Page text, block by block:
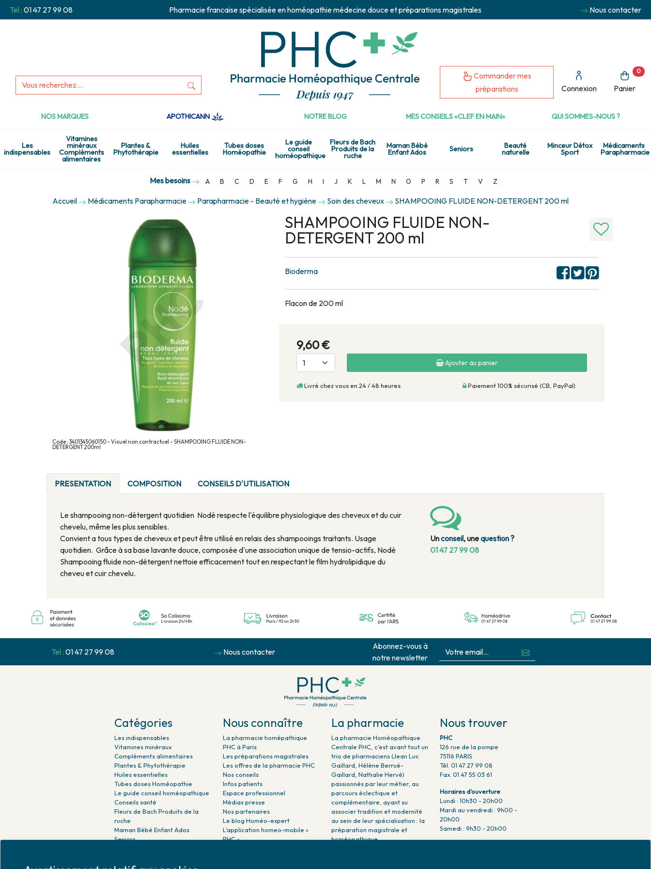
Tel : 01 47 27 99 08 Pharmacie francaise spécialisée en homéopathie médecine douce et préparations magistrales Nous contacter
Commander mes
préparations
Connexion Panier
0
NOS MARQUES APOTHICANN NOTRE BLOG MES CONSEILS «CLEF EN MAIN» QUI SOMMES-NOUS ?
Les
indispensables
Vitamines
minéraux
Compléments
alimentaires
Plantes &
Phytothérapie
Huiles
essentielles
Tubes doses
Homéopathie
Le guide
conseil
homéopathique
Fleurs de Bach
Produits de la
ruche
Maman Bébé
Enfant Ados Seniors Beauté
naturelle
Minceur Détox
Sport
Médicaments
Parapharmacie
Mes besoins A B C D E F G H I J K L M N O P R S T V Z
Accueil Médicaments Parapharmacie Parapharmacie - Beauté et hygiène Soin des cheveux SHAMPOOING FLUIDE NON-DETERGENT 200 ml
Code : 3401345060150 - Visuel non contractuel - SHAMPOOING FLUIDE NON-
DETERGENT 200ml
SHAMPOOING FLUIDE NON-
DETERGENT 200 ml
Bioderma
Flacon de 200 ml
9,60 €
Ajouter au panier
Livré chez vous en 24 / 48 heures Paiement 100% sécurisé (CB, PayPal)
PRESENTATION COMPOSITION CONSEILS D'UTILISATION
Le shampooing non-détergent quotidien Nodé respecte l'équilibre physiologique des cheveux et du cuir
chevelu, même les plus sensibles.
Convient a tous types de cheveux et peut être utilisé en relais des shampooings traitants. Usage
quotidien. Grâce à sa base lavante douce, composée d'une association unique de tensio-actifs, Nodé
Shampooing fluide non-détergent nettoie efficacement tout en respectant le film hydrolipidique du
cheveu et cuir chevelu.
Unconseil, unequestion?
01 47 27 99 08
Tel : 01 47 27 99 08 Nous contacter
Abonnez-vous à
notre newsletter
Catégories
Les indispensables
Vitamines minéraux
Compléments alimentaires
Plantes & Phytothérapie
Huiles essentielles
Tubes doses Homéopathie
Le guide conseil homéopathique
Conseils santé
Fleurs de Bach Produits de la
ruche
Maman Bébé Enfant Ados
Seniors
Médicaments Parapharmacie
Nous connaître
La pharmacie homépathique
PHC à Paris
Les préparations magistrales
Les offres de la pharmacie PHC
Nos conseils
Infos patients
Espace professionnel
Médias presse
Nos partenaires
Le blog Homéo-expert
L’application homeo-mobile «
PHC »
La pharmacie
La pharmacie Homéopathique
Centrale PHC, c’est avant tout un
trio de pharmaciens (Jean Luc
Gaillard, Hélène Berrué-
Gaillard, Nathalie Hervé)
passionnés par leur métier, au
parcours éclectique et
complémentaire, ayant su
associer tradition et modernité
au sein de leur spécialisation : la
préparation magistrale et
homéopathique.
Nous trouver
PHC
126 rue de la pompe
75116 PARIS
Tél. 01 47 27 99 08
Fax. 01 47 55 03 61
Horaires d'ouverture
Lundi : 10h30 - 20h00
Mardi au vendredi : 9h00 -
20h00
Samedi : 9h30 - 20h00